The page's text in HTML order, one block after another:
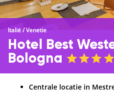
Italië/Venetie
Hotel Best
Bologna
Centrale locatie in